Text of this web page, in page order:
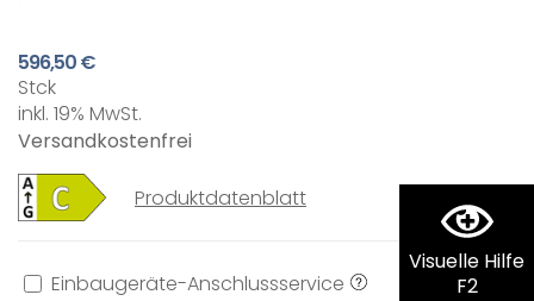
Visuelle Hilfe
F2
596,50 €
Stck
inkl. 19% MwSt.
Versandkostenfrei
Produktdatenblatt
Einbaugeräte-Anschlussservice
199,00 €